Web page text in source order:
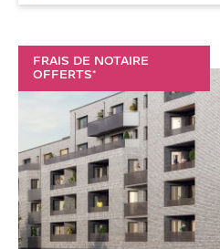
FRAIS DE NOTAIRE
OFFERTS*